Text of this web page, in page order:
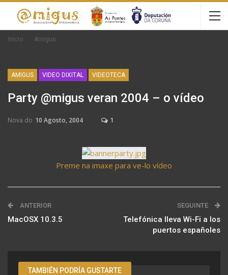
Inicio Amigus
AMIGUS VIDEO DIXITAL VIDEOTECA
Party @migus veran 2004 – o vídeo
Nova do 10 Agosto, 2004 1
Preme na imaxe para ve-lo vídeo
ANTERIOR
MacOSX 10.3.5
SEGUINTE
Telefónica lleva Wi-Fi a los
puertos españoles
TAMBIÉN PODRÍA GUSTARTE